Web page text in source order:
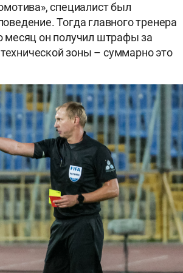
специалист был
Тогда главного тренера
месяц он получил штрафы за
зоны – суммарно это